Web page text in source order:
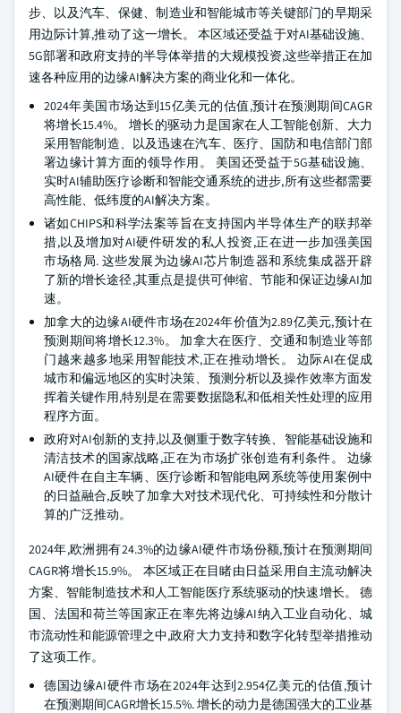
步、以及汽车、保健、制造业和智能城市等关键部门的早期采
用边际计算,推动了这一增长。 本区域还受益于对AI基础设施、
5G部署和政府支持的半导体举措的大规模投资,这些举措正在加
速各种应用的边缘AI解决方案的商业化和一体化。
2024年美国市场达到15亿美元的估值,预计在预测期间CAGR
将增长15.4%。 增长的驱动力是国家在人工智能创新、大力
采用智能制造、以及迅速在汽车、医疗、国防和电信部门部
署边缘计算方面的领导作用。 美国还受益于5G基础设施、
实时AI辅助医疗诊断和智能交通系统的进步,所有这些都需要
高性能、低纬度的AI解决方案。
诸如CHIPS和科学法案等旨在支持国内半导体生产的联邦举
措,以及增加对AI硬件研发的私人投资,正在进一步加强美国
市场格局. 这些发展为边缘AI芯片制造器和系统集成器开辟
了新的增长途径,其重点是提供可伸缩、节能和保证边缘AI加
速。
加拿大的边缘AI硬件市场在2024年价值为2.89亿美元,预计在
预测期间将增长12.3%。 加拿大在医疗、交通和制造业等部
门越来越多地采用智能技术,正在推动增长。 边际AI在促成
城市和偏远地区的实时决策、预测分析以及操作效率方面发
挥着关键作用,特别是在需要数据隐私和低相关性处理的应用
程序方面。
政府对AI创新的支持,以及侧重于数字转换、智能基础设施和
清洁技术的国家战略,正在为市场扩张创造有利条件。 边缘
AI硬件在自主车辆、医疗诊断和智能电网系统等使用案例中
的日益融合,反映了加拿大对技术现代化、可持续性和分散计
算的广泛推动。
2024年,欧洲拥有24.3%的边缘AI硬件市场份额,预计在预测期间
CAGR将增长15.9%。 本区域正在目睹由日益采用自主流动解决
方案、智能制造技术和人工智能医疗系统驱动的快速增长。 德
国、法国和荷兰等国家正在率先将边缘AI纳入工业自动化、城
市流动性和能源管理之中,政府大力支持和数字化转型举措推动
了这项工作。
德国边缘AI硬件市场在2024年达到2.954亿美元的估值,预计
在预测期间CAGR增长15.5%. 增长的动力是德国强大的工业基